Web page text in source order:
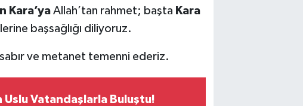
Kara’yaAllah’tan rahmet; başta Kara
başsağlığı diliyoruz.
ve metanet temenni ederiz.
Uslu Vatandaşlarla Buluştu!